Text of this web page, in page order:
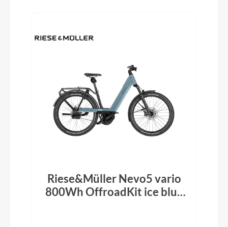
Riese&Müller Nevo5 vario
800Wh OffroadKit ice blue